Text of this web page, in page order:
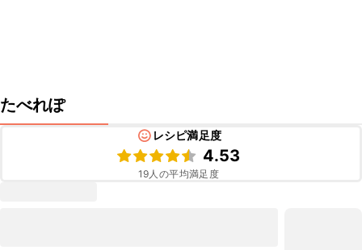
たべれぽ
レシピ満足度
4.53
19人の平均満足度